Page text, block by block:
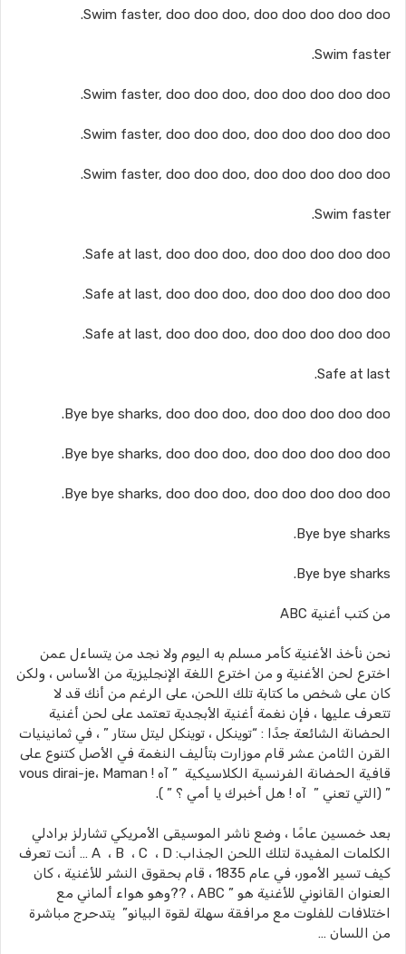
Swim faster, doo doo doo, doo doo doo doo doo.
Swim faster.
Swim faster, doo doo doo, doo doo doo doo doo.
Swim faster, doo doo doo, doo doo doo doo doo.
Swim faster, doo doo doo, doo doo doo doo doo.
Swim faster.
Safe at last, doo doo doo, doo doo doo doo doo.
Safe at last, doo doo doo, doo doo doo doo doo.
Safe at last, doo doo doo, doo doo doo doo doo.
Safe at last.
Bye bye sharks, doo doo doo, doo doo doo doo doo.
Bye bye sharks, doo doo doo, doo doo doo doo doo.
Bye bye sharks, doo doo doo, doo doo doo doo doo.
Bye bye sharks.
Bye bye sharks.
من كتب أغنية ABC
نحن نأخذ الأغنية كأمر مسلم به اليوم ولا نجد من يتساءل عمن
اخترع لحن الأغنية و من اخترع اللغة الإنجليزية من الأساس ، ولكن
كان على شخص ما كتابة تلك اللحن، على الرغم من أنك قد لا
تتعرف عليها ، فإن نغمة أغنية الأبجدية تعتمد على لحن أغنية
الحضانة الشائعة جدًا : “توينكل ، توينكل ليتل ستار ” ، في ثمانينيات
القرن الثامن عشر قام موزارت بتأليف النغمة في الأصل كتنوع على
قافية الحضانة الفرنسية الكلاسيكية ” آه ! vous dirai-je، Maman
” (التي تعني ” آه ! هل أخبرك يا أمي ؟ ” ).
بعد خمسين عامًا ، وضع ناشر الموسيقى الأمريكي تشارلز برادلي
الكلمات المفيدة لتلك اللحن الجذاب: A ، B ، C ، D … أنت تعرف
كيف تسير الأمور، في عام 1835 ، قام بحقوق النشر للأغنية ، كان
العنوان القانوني للأغنية هو ” ABC ، ??وهو هواء ألماني مع
اختلافات للفلوت مع مرافقة سهلة لقوة البيانو” يتدحرج مباشرة
من اللسان …